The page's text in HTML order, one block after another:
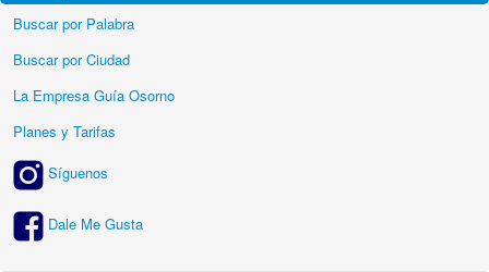
Buscar por Palabra
Buscar por Ciudad
La Empresa Guía Osorno
Planes y Tarifas
Síguenos
Dale Me Gusta